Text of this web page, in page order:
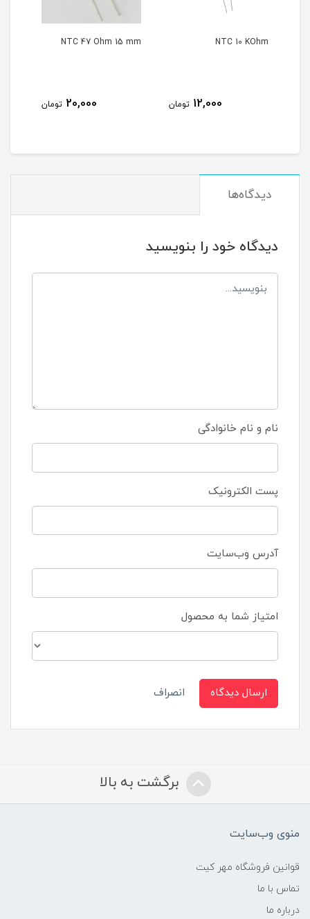
NTC 10 KOhm
12,000 تومان
NTC 47 Ohm 15 mm
20,000 تومان
دیدگاه‌ها
دیدگاه خود را بنویسید
نام و نام خانوادگی
پست الکترونیک
آدرس وب‌سایت
امتیاز شما به محصول
ارسال دیدگاه انصراف
برگشت به بالا
منوی وب‌سایت
قوانین فروشگاه مهر کیت
تماس با ما
درباره ما